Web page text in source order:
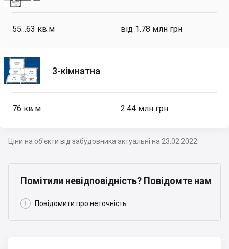
55...63 кв.м від 1.78 млн грн
3-кімнатна
76 кв.м 2.44 млн грн
Ціни на об'єкти від забудовника актуальні на 23.02.2022
Помітили невідповідність? Повідомте нам
 Повідомити про неточність